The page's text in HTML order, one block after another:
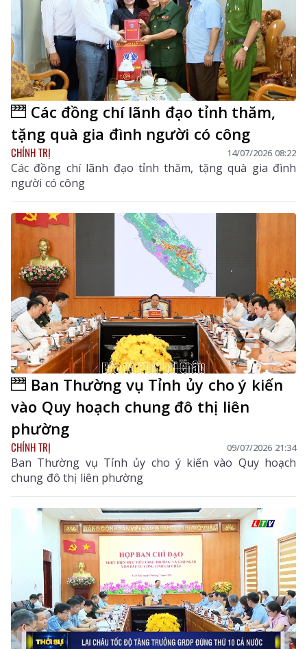
Các đồng chí lãnh đạo tỉnh thăm,
tặng quà gia đình người có công
CHÍNH TRỊ 14/07/2026 08:22
Các đồng chí lãnh đạo tỉnh thăm, tặng quà gia đình
người có công
Ban Thường vụ Tỉnh ủy cho ý kiến
vào Quy hoạch chung đô thị liên
phường
CHÍNH TRỊ 09/07/2026 21:34
Ban Thường vụ Tỉnh ủy cho ý kiến vào Quy hoạch
chung đô thị liên phường